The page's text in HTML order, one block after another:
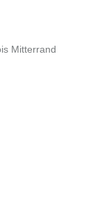
Mitterrand